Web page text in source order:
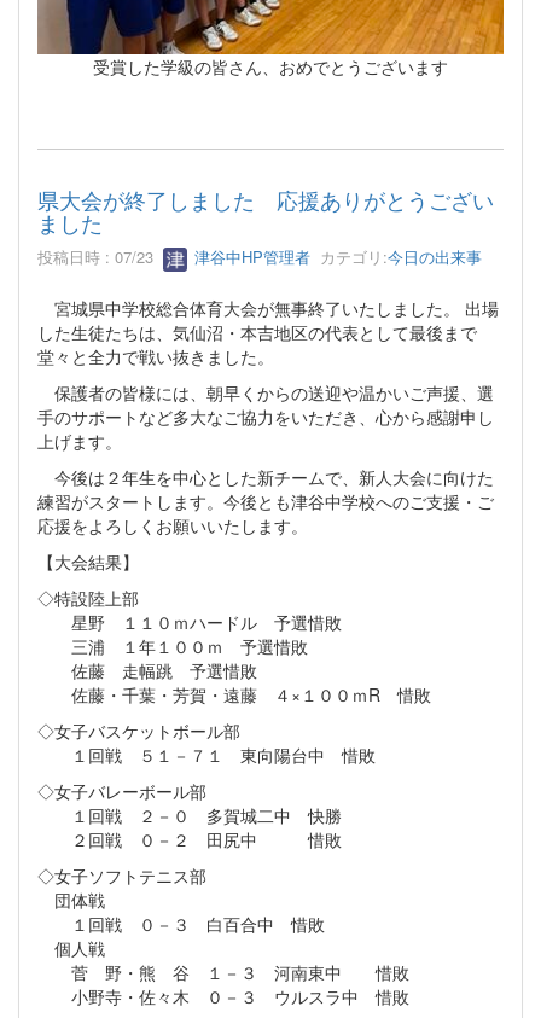
受賞した学級の皆さん、おめでとうございます
県大会が終了しました 応援ありがとうござい
ました
投稿日時 : 07/23 津谷中HP管理者 カテゴリ:今日の出来事
宮城県中学校総合体育大会が無事終了いたしました。 出場
した生徒たちは、気仙沼・本吉地区の代表として最後まで
堂々と全力で戦い抜きました。
保護者の皆様には、朝早くからの送迎や温かいご声援、選
手のサポートなど多大なご協力をいただき、心から感謝申し
上げます。
今後は２年生を中心とした新チームで、新人大会に向けた
練習がスタートします。今後とも津谷中学校へのご支援・ご
応援をよろしくお願いいたします。
【大会結果】
◇特設陸上部
星野 １１０ｍハードル 予選惜敗
三浦 １年１００ｍ 予選惜敗
佐藤 走幅跳 予選惜敗
佐藤・千葉・芳賀・遠藤 ４×１００ｍR 惜敗
◇女子バスケットボール部
１回戦 ５１－７１ 東向陽台中 惜敗
◇女子バレーボール部
１回戦 ２－０ 多賀城二中 快勝
２回戦 ０－２ 田尻中 惜敗
◇女子ソフトテニス部
団体戦
１回戦 ０－３ 白百合中 惜敗
個人戦
菅 野・熊 谷 １－３ 河南東中 惜敗
小野寺・佐々木 ０－３ ウルスラ中 惜敗